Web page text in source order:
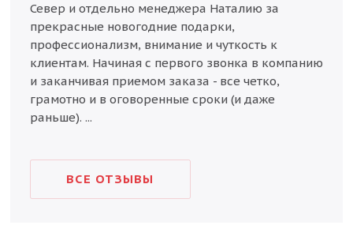
Саратовская область
Свердловская область
Смоленская область
Тверская область
Тульская область
Ярославская область
Север и отдельно менеджера Наталию за
прекрасные новогодние подарки,
профессионализм, внимание и чуткость к
клиентам. Начиная с первого звонка в компанию
и заканчивая приемом заказа - все четко,
грамотно и в оговоренные сроки (и даже
раньше). ...
ВСЕ ОТЗЫВЫ